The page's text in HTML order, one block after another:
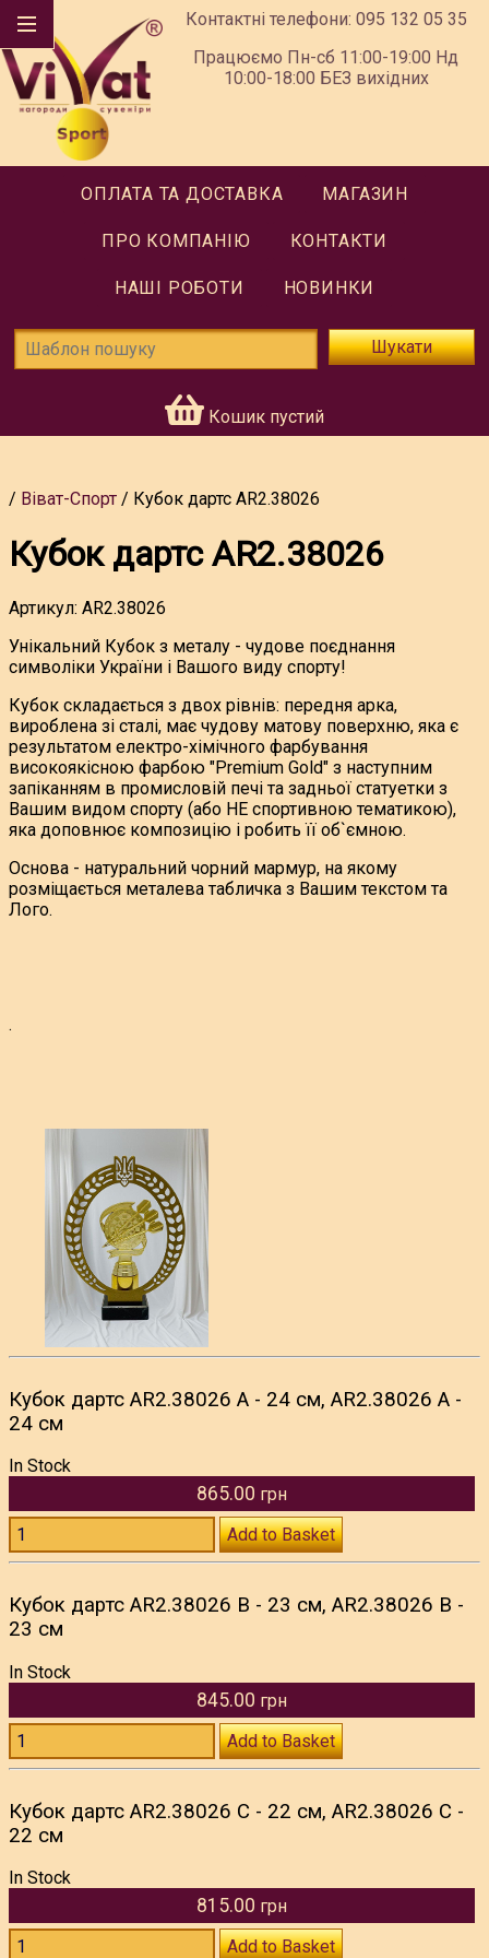
Контактні телефони: 095 132 05 35
Працюємо Пн-сб 11:00-19:00 Нд
10:00-18:00 БЕЗ вихідних
ОПЛАТА ТА ДОСТАВКА МАГАЗИН
ПРО КОМПАНІЮ КОНТАКТИ
НАШІ РОБОТИ НОВИНКИ
Шукати
Кошик пустий
Віват-Спорт Кубок дартс AR2.38026
Кубок дартс AR2.38026
Артикул: AR2.38026
Унікальний Кубок з металу - чудове поєднання
символіки України і Вашого виду спорту!
Кубок складається з двох рівнів: передня арка,
вироблена зі сталі, має чудову матову поверхню, яка є
результатом електро-хімічного фарбування
високоякісною фарбою "Premium Gold" з наступним
запіканням в промисловій печі та задньої статуетки з
Вашим видом спорту (або НЕ спортивною тематикою),
яка доповнює композицію і робить її об`ємною.
Основа - натуральний чорний мармур, на якому
розміщається металева табличка з Вашим текстом та
Лого.
.
Кубок дартс AR2.38026 A - 24 см, AR2.38026 A -
24 см
In Stock
865.00 грн
Add to Basket
Кубок дартс AR2.38026 B - 23 см, AR2.38026 B -
23 см
In Stock
845.00 грн
Add to Basket
Кубок дартс AR2.38026 C - 22 см, AR2.38026 C -
22 см
In Stock
815.00 грн
Add to Basket